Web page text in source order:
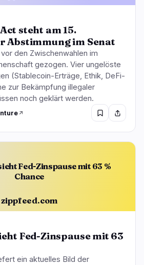
steht am 15.
Abstimmung im Senat
den Zwischenwahlen im
gezogen. Vier ungelöste
(Stablecoin-Erträge, Ethik, DeFi-
zur Bekämpfung illegaler
noch geklärt werden.
Fed-Zinspause mit 63 %
Chance
zippfeed.com
Fed-Zinspause mit 63
ein aktuelles Bild der